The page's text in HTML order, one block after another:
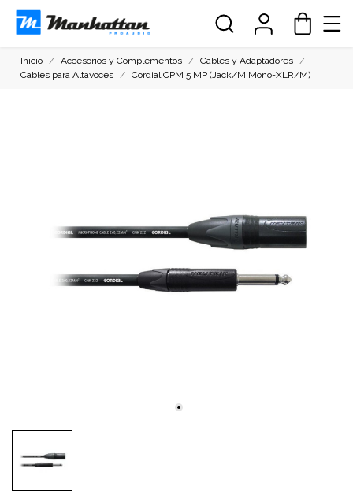
Inicio Accesorios y Complementos
Cables y Adaptadores
Cables para Altavoces
Cordial CPM 5 MP (Jack/M Mono-XLR/M)